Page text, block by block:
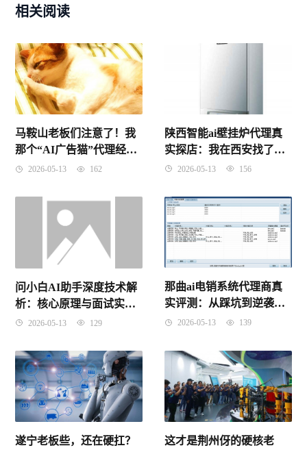
相关阅读
马鞍山老板们注意了！我
那个“AI广告猫”代理经
历，说出来全是泪（干
2026-05-13 162
陕西智能ai壁挂炉代理真
实探店：我在西安找了三
天，最后被这个“会思考”
2026-05-13 156
问小白AI助手深度技术解
析：核心原理与面试实战
（2026年4月9日版）
2026-05-13 129
那曲ai电销系统代理商真
实评测：从踩坑到逆袭，
我靠这套系统把牦牛都卖
2026-05-13 139
遂宁老板些，还在硬扛？
这才是荆州伢的硬核老